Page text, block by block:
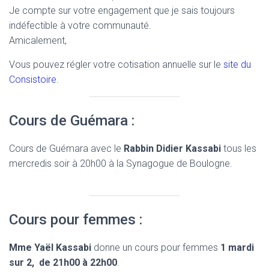
Je compte sur votre engagement que je sais toujours
indéfectible à votre communauté.
Amicalement,
Vous pouvez régler votre cotisation annuelle sur le site du
Consistoire.
Cours de Guémara :
Cours de Guémara avec le Rabbin Didier Kassabi tous les
mercredis soir à 20h00 à la Synagogue de Boulogne.
Cours pour femmes :
Mme Yaël Kassabi donne un cours pour femmes 1 mardi
sur 2, de 21h00 à 22h00.